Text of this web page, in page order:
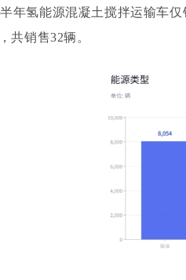
年氢能源混凝土搅拌运输车
共销售32辆。